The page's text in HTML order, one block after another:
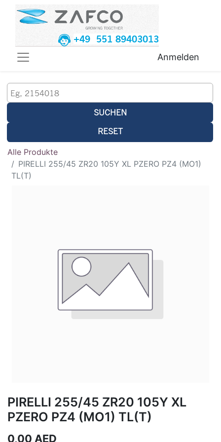
+49 551 89403013
Anmelden
SUCHEN
RESET
Alle Produkte
PIRELLI 255/45 ZR20 105Y XL PZERO PZ4 (MO1)
TL(T)
PIRELLI 255/45 ZR20 105Y XL
PZERO PZ4 (MO1) TL(T)
0,00 AED